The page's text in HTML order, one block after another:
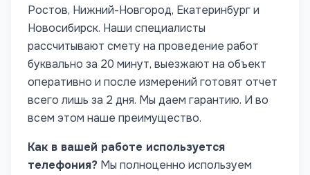
Ростов, Нижний-Новгород, Екатеринбург и
Новосибирск. Наши специалисты
рассчитывают смету на проведение работ
буквально за 20 минут, выезжают на объект
оперативно и после измерений готовят отчет
всего лишь за 2 дня. Мы даем гарантию. И во
всем этом наше преимущество.
Как в вашей работе используется
телефония? Мы полноценно используем